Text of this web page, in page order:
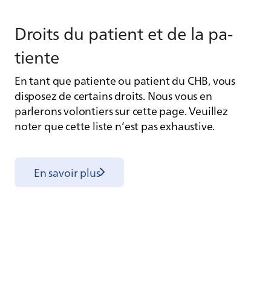
Droits du pa­tient et de la pa­
tiente
En tant que patiente ou patient du CHB, vous
disposez de certains droits. Nous vous en
parlerons volontiers sur cette page. Veuillez
noter que cette liste n’est pas exhaustive.
En savoir plus